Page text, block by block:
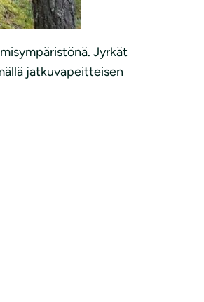
Jyrkät
jatkuvapeitteisen